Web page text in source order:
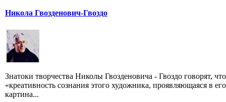
Никола Гвозденович-Гвоздо
Знатоки творчества Николы Гвозденовича - Гвоздо говорят, что
«креативность сознания этого художника, проявляющаяся в его
картина...